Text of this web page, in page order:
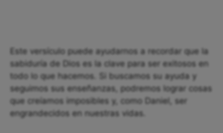
Este versículo puede ayudarnos a recordar que la
sabiduría de Dios es la clave para ser exitosos en
todo lo que hacemos. Si buscamos su ayuda y
seguimos sus enseñanzas, podremos lograr cosas
que creíamos imposibles y, como Daniel, ser
engrandecidos en nuestras vidas.